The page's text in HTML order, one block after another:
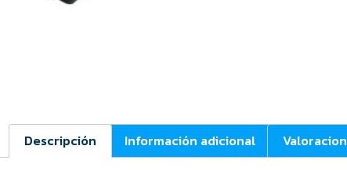
Descripción Información adicional